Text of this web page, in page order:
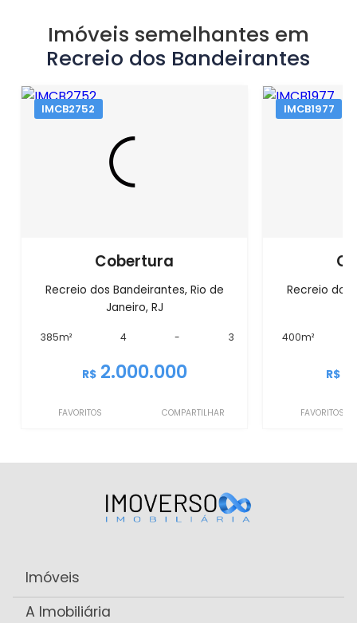
Imóveis semelhantes em
Recreio dos Bandeirantes
IMCB2752
Cobertura
Recreio dos Bandeirantes, Rio de
Janeiro, RJ
385m² 4 - 3
R$ 2.000.000
FAVORITOS COMPARTILHAR
IMCB1977
Recreio dos
400m²
R$
FAVORITOS
Imóveis
A Imobiliária